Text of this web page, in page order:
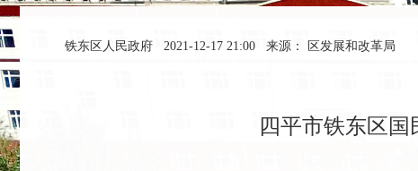
铁东区人民政府 2021-12-17 21:00 来源： 区发展和改革局
四平市铁东区